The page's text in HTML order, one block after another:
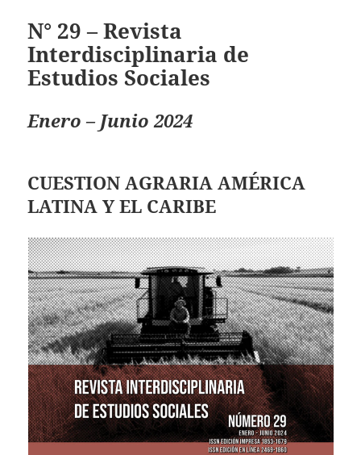
N° 29 – Revista
Interdisciplinaria de
Estudios Sociales
Enero – Junio 2024
CUESTION AGRARIA AMÉRICA
LATINA Y EL CARIBE